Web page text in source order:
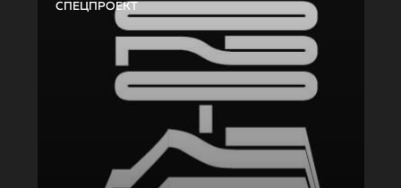
СПЕЦПРОЕКТ